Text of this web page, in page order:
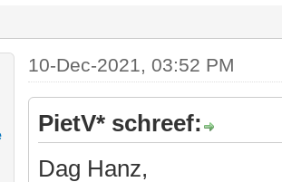
10-Dec-2021, 03:52 PM
PietV* schreef:
Dag Hanz,